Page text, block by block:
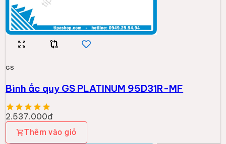
GS
Bình ắc quy GS PLATINUM 95D31R-MF
2.537.000đ
Thêm vào giỏ